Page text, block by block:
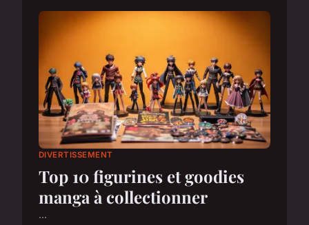
DIVERTISSEMENT
Top 10 figurines et goodies
manga à collectionner
...